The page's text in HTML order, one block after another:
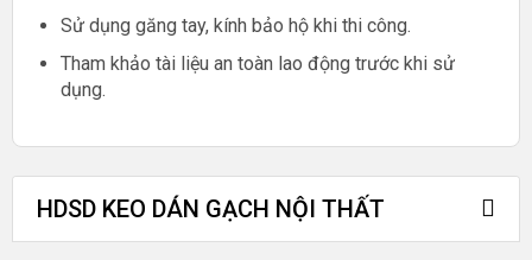
Sử dụng găng tay, kính bảo hộ khi thi công.
Tham khảo tài liệu an toàn lao động trước khi sử
dụng.
HDSD KEO DÁN GẠCH NỘI THẤT